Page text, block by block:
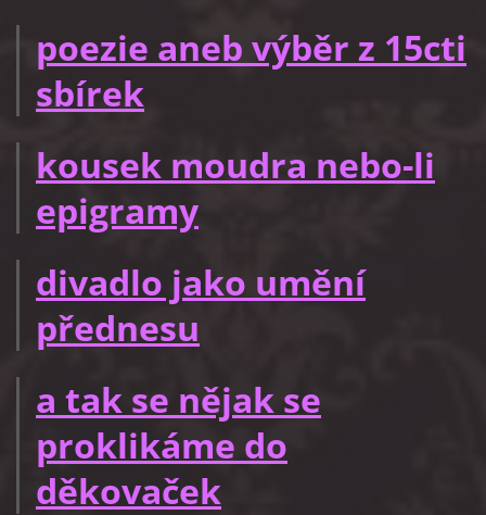
poezie aneb výběr z 15cti
sbírek
kousek moudra nebo-li
epigramy
divadlo jako umění
přednesu
a tak se nějak se
proklikáme do
děkovaček